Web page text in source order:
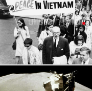
Vietnamkrieg
Granger Collection